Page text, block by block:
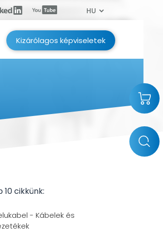
Kizárólagos képviseletek
10 cikkünk:
- Kábelek és